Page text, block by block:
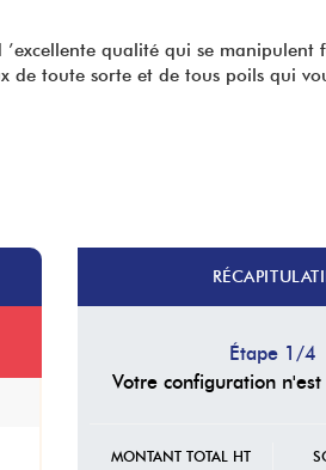
qualité qui se manipulent
de toute sorte et de tous poils qui
Étape 1/4
Votre configuration
MONTANT TOTAL HT